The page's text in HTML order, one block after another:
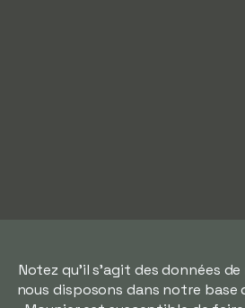
Notez qu'il s'agit des données
nous disposons dans notre base